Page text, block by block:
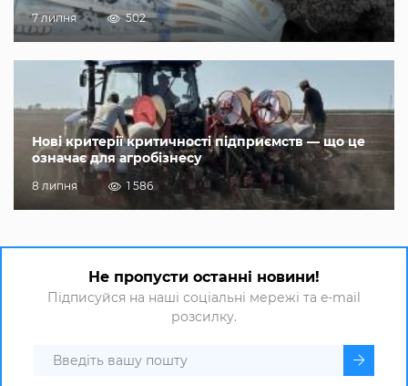
7 липня 502
Нові критерії критичності підприємств — що це
означає для агробізнесу
8 липня 1 586
Не пропусти останні новини!
Підписуйся на наші соціальні мережі та e-mail
розсилку.